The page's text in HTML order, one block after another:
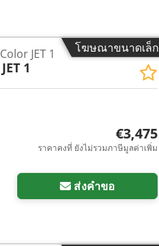
โฆษณาขนาดเล็ก
JET 1
1
€3,475
ราคาคงที่ ยังไม่รวมภาษีมูลค่าเพิ่ม
ส่งคำขอ